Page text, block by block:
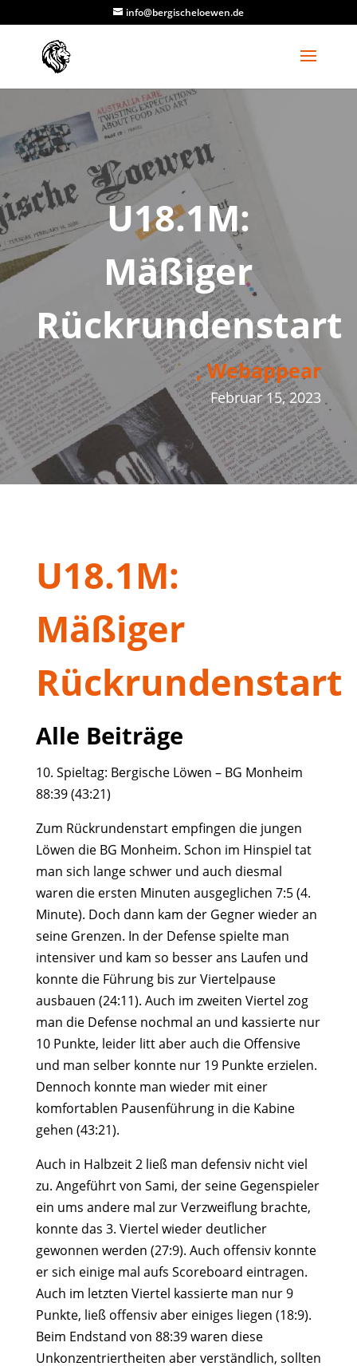
info@bergischeloewen.de
U18.1M:
Mäßiger
Rückrundenstart
, Webappear
Februar 15, 2023
U18.1M:
Mäßiger
Rückrundenstart
Alle Beiträge
10. Spieltag: Bergische Löwen – BG Monheim
88:39 (43:21)
Zum Rückrundenstart empfingen die jungen
Löwen die BG Monheim. Schon im Hinspiel tat
man sich lange schwer und auch diesmal
waren die ersten Minuten ausgeglichen 7:5 (4.
Minute). Doch dann kam der Gegner wieder an
seine Grenzen. In der Defense spielte man
intensiver und kam so besser ans Laufen und
konnte die Führung bis zur Viertelpause
ausbauen (24:11). Auch im zweiten Viertel zog
man die Defense nochmal an und kassierte nur
10 Punkte, leider litt aber auch die Offensive
und man selber konnte nur 19 Punkte erzielen.
Dennoch konnte man wieder mit einer
komfortablen Pausenführung in die Kabine
gehen (43:21).
Auch in Halbzeit 2 ließ man defensiv nicht viel
zu. Angeführt von Sami, der seine Gegenspieler
ein ums andere mal zur Verzweiflung brachte,
konnte das 3. Viertel wieder deutlicher
gewonnen werden (27:9). Auch offensiv konnte
er sich einige mal aufs Scoreboard eintragen.
Auch im letzten Viertel kassierte man nur 9
Punkte, ließ offensiv aber einiges liegen (18:9).
Beim Endstand von 88:39 waren diese
Unkonzentriertheiten aber verständlich, sollten